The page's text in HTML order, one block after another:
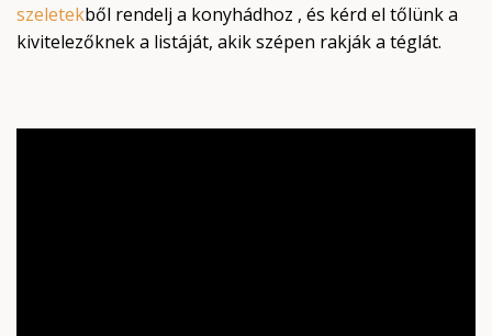
szeletekből rendelj a konyhádhoz , és kérd el tőlünk a
kivitelezőknek a listáját, akik szépen rakják a téglát.